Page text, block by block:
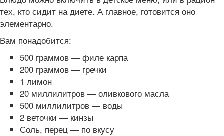
тех, кто сидит на диете. А главное, готовится оно
элементарно.
Вам понадобится:
500 граммов — филе карпа
200 граммов — гречки
1 лимон
20 миллилитров — оливкового масла
500 миллилитров — воды
2 веточки — кинзы
Соль, перец — по вкусу